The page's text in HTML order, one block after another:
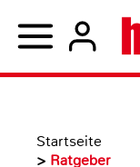
Startseite
> Ratgeber